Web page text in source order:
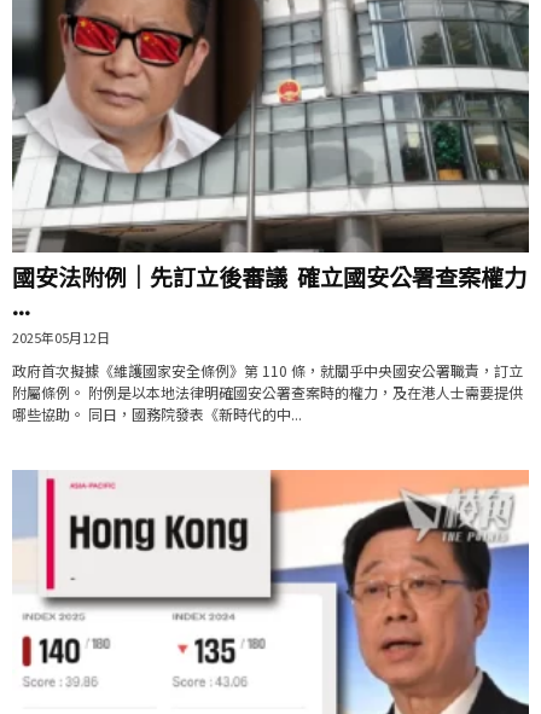
國安法附例｜先訂立後審議 確立國安公署查案權力
...
2025年05月12日
政府首次擬據《維護國家安全條例》第 110 條，就關乎中央國安公署職責，訂立
附屬條例。 附例是以本地法律明確國安公署查案時的權力，及在港人士需要提供
哪些協助。 同日，國務院發表《新時代的中...